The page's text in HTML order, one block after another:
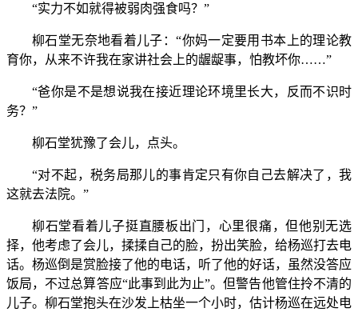
“实力不如就得被弱肉强食吗？”
柳石堂无奈地看着儿子：“你妈一定要用书本上的理论教
育你，从来不许我在家讲社会上的龌龊事，怕教坏你……”
“爸你是不是想说我在接近理论环境里长大，反而不识时
务？”
柳石堂犹豫了会儿，点头。
“对不起，税务局那儿的事肯定只有你自己去解决了，我
这就去法院。”
柳石堂看着儿子挺直腰板出门，心里很痛，但他别无选
择，他考虑了会儿，揉揉自己的脸，扮出笑脸，给杨巡打去电
话。杨巡倒是赏脸接了他的电话，听了他的好话，虽然没答应
饭局，不过总算答应“此事到此为止”。但警告他管住拎不清的
儿子。柳石堂抱头在沙发上枯坐一个小时，估计杨巡在远处电